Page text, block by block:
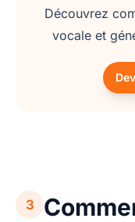
Découvrez
vocale et
3